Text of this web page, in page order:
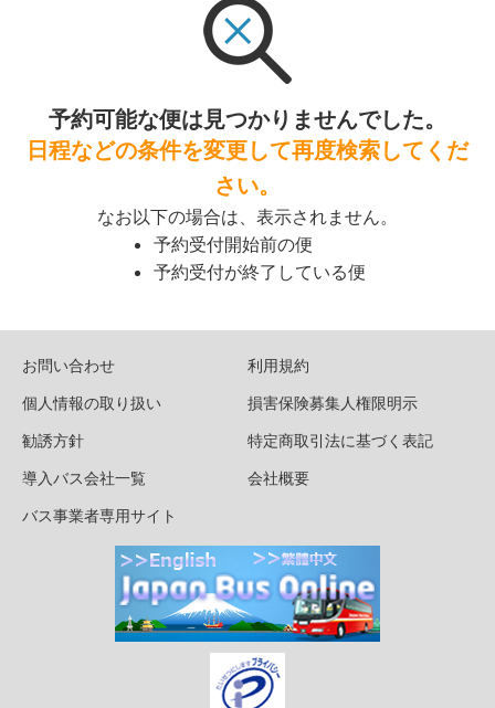
予約可能な便は見つかりませんでした。
日程などの条件を変更して再度検索してくだ
さい。
なお以下の場合は、表示されません。
予約受付開始前の便
予約受付が終了している便
お問い合わせ
利用規約
個人情報の取り扱い
損害保険募集人権限明示
勧誘方針
特定商取引法に基づく表記
導入バス会社一覧
会社概要
バス事業者専用サイト